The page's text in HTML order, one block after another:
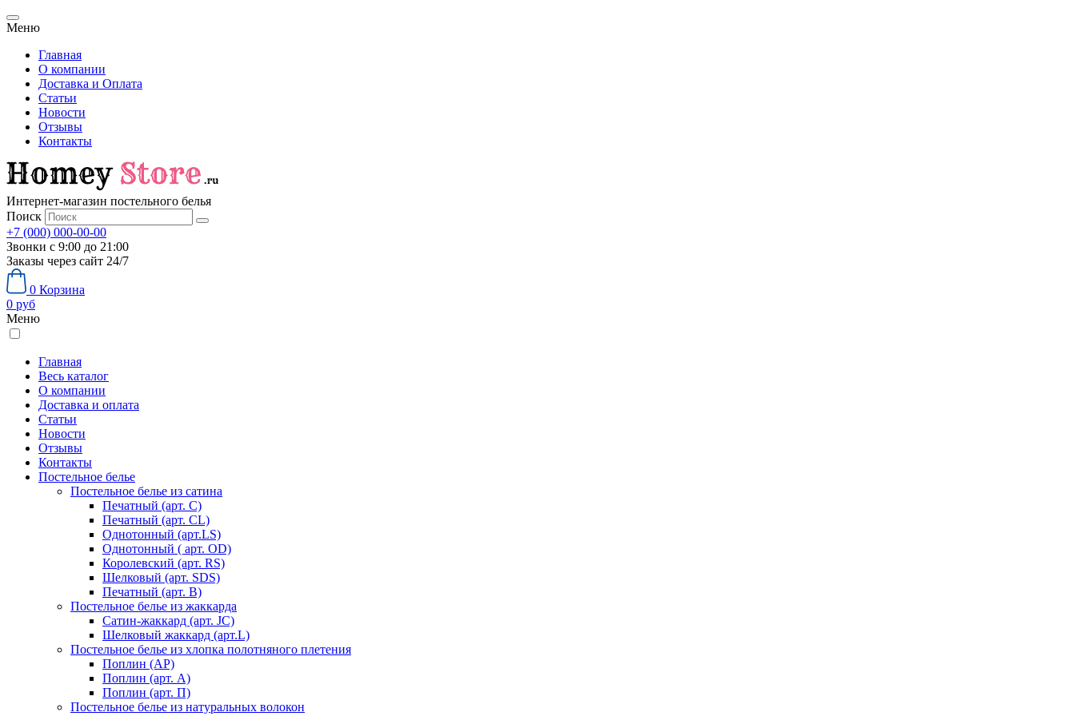
Меню
Главная
О компании
Доставка и Оплата
Статьи
Новости
Отзывы
Контакты
Интернет-магазин постельного белья
Поиск
+7 (000) 000-00-00
Звонки с 9:00 до 21:00
Заказы через сайт 24/7
0 Корзина
0 руб
Меню
Главная
Весь каталог
О компании
Доставка и оплата
Статьи
Новости
Отзывы
Контакты
Постельное белье
Постельное белье из сатина
Печатный (арт. С)
Печатный (арт. СL)
Однотонный (арт.LS)
Однотонный ( арт. OD)
Королевский (арт. RS)
Шелковый (арт. SDS)
Печатный (арт. В)
Постельное белье из жаккарда
Сатин-жаккард (арт. JC)
Шелковый жаккард (арт.L)
Постельное белье из хлопка полотняного плетения
Поплин (AP)
Поплин (арт. А)
Поплин (арт. П)
Постельное белье из натуральных волокон